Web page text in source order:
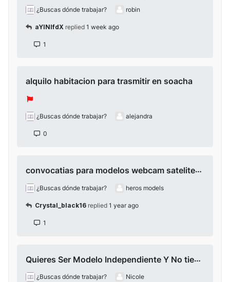
¿Buscas dónde trabajar? robin
aYlNlfdX replied 1 week ago
1
alquilo habitacion para trasmitir en soacha
¿Buscas dónde trabajar? alejandra
0
convocatias para modelos webcam satelites porcentajes de 80% a 90% de ganancias
¿Buscas dónde trabajar? heros models
Crystal_black16 replied 1 year ago
1
Quieres Ser Modelo Independiente Y No tienes Equipos ? Contactame Yo Te Ayudo :)
¿Buscas dónde trabajar? Nicole